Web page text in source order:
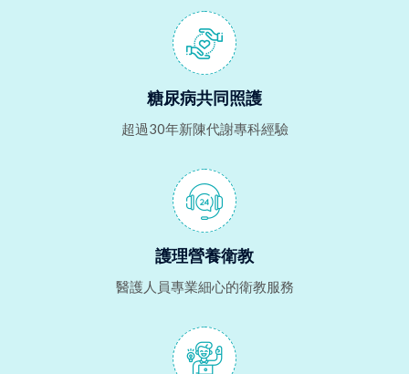
糖尿病共同照護
超過30年新陳代謝專科經驗
護理營養衛教
醫護人員專業細心的衛教服務